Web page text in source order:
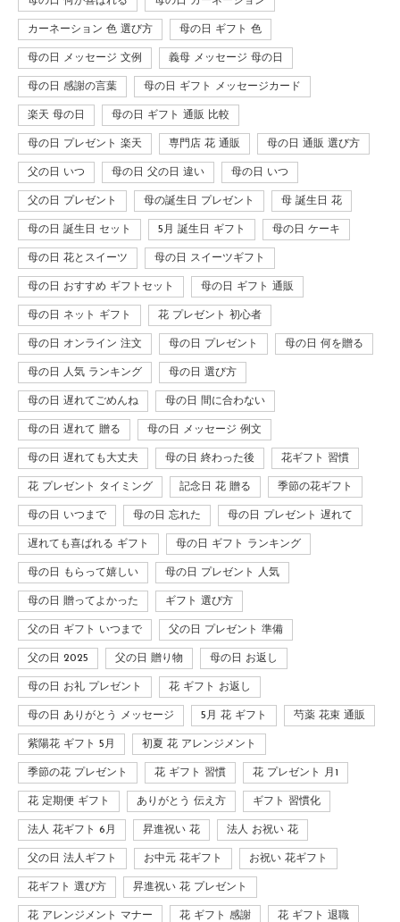
カーネーション 色 選び方 母の日 ギフト 色
母の日 メッセージ 文例 義母 メッセージ 母の日
母の日 感謝の言葉 母の日 ギフト メッセージカード
楽天 母の日 母の日 ギフト 通販 比較
母の日 プレゼント 楽天 専門店 花 通販 母の日 通販 選び方
父の日 いつ 母の日 父の日 違い 母の日 いつ
父の日 プレゼント 母の誕生日 プレゼント 母 誕生日 花
母の日 誕生日 セット 5月 誕生日 ギフト 母の日 ケーキ
母の日 花とスイーツ 母の日 スイーツギフト
母の日 おすすめ ギフトセット 母の日 ギフト 通販
母の日 ネット ギフト 花 プレゼント 初心者
母の日 オンライン 注文 母の日 プレゼント 母の日 何を贈る
母の日 人気 ランキング 母の日 選び方
母の日 遅れてごめんね 母の日 間に合わない
母の日 遅れて 贈る 母の日 メッセージ 例文
母の日 遅れても大丈夫 母の日 終わった後 花ギフト 習慣
花 プレゼント タイミング 記念日 花 贈る 季節の花ギフト
母の日 いつまで 母の日 忘れた 母の日 プレゼント 遅れて
遅れても喜ばれる ギフト 母の日 ギフト ランキング
母の日 もらって嬉しい 母の日 プレゼント 人気
母の日 贈ってよかった ギフト 選び方
父の日 ギフト いつまで 父の日 プレゼント 準備
父の日 2025 父の日 贈り物 母の日 お返し
母の日 お礼 プレゼント 花 ギフト お返し
母の日 ありがとう メッセージ 5月 花 ギフト 芍薬 花束 通販
紫陽花 ギフト 5月 初夏 花 アレンジメント
季節の花 プレゼント 花 ギフト 習慣 花 プレゼント 月1
花 定期便 ギフト ありがとう 伝え方 ギフト 習慣化
法人 花ギフト 6月 昇進祝い 花 法人 お祝い 花
父の日 法人ギフト お中元 花ギフト お祝い 花ギフト
花ギフト 選び方 昇進祝い 花 プレゼント
花 アレンジメント マナー 花 ギフト 感謝 花 ギフト 退職